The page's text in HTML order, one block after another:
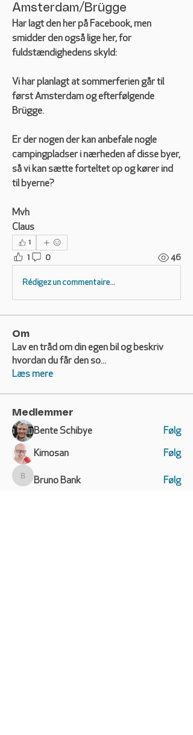
Amsterdam/Brügge
Har lagt den her på Facebook, men
smidder den også lige her, for
fuldstændighedens skyld:
Vi har planlagt at sommerferien går til
først Amsterdam og efterfølgende
Brügge.
Er der nogen der kan anbefale nogle
campingpladser i nærheden af disse byer,
så vi kan sætte forteltet op og kører ind
til byerne?
Mvh
Claus
1
1 0 46
Rédigez un commentaire...
Om
Lav en tråd om din egen bil og beskriv
hvordan du får den so...
Læs mere
Medlemmer
Bente Schibye Følg
Kimosan Følg
Bruno Bank
Bruno Bank Følg